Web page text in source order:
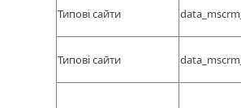
Типові сайти
Типові сайти